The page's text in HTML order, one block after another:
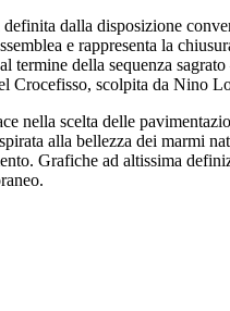
dalla disposizione
e rappresenta la
della sequenza
Crocefisso, scolpita da Nino
nella scelta delle
alla bellezza dei marmi
Grafiche ad altissima